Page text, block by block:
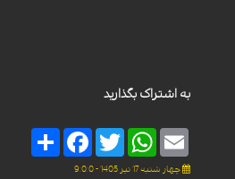
به اشتراک بگذارید
Share
FacebookTwitter
WhatsAppEmail
چهار شنبه 17 تیر 1405 - 9:0:0